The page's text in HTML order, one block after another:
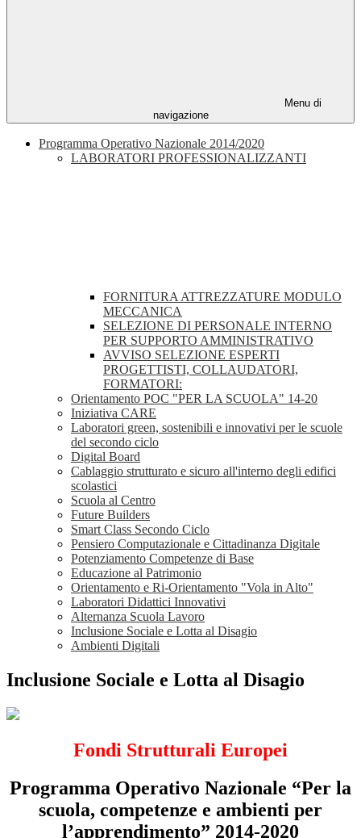
Menu di
navigazione
Programma Operativo Nazionale 2014/2020
LABORATORI PROFESSIONALIZZANTI
FORNITURA ATTREZZATURE MODULO
MECCANICA
SELEZIONE DI PERSONALE INTERNO
PER SUPPORTO AMMINISTRATIVO
AVVISO SELEZIONE ESPERTI
PROGETTISTI, COLLAUDATORI,
FORMATORI:
Orientamento POC "PER LA SCUOLA" 14-20
Iniziativa CARE
Laboratori green, sostenibili e innovativi per le scuole
del secondo ciclo
Digital Board
Cablaggio strutturato e sicuro all'interno degli edifici
scolastici
Scuola al Centro
Future Builders
Smart Class Secondo Ciclo
Pensiero Computazionale e Cittadinanza Digitale
Potenziamento Competenze di Base
Educazione al Patrimonio
Orientamento e Ri-Orientamento "Vola in Alto"
Laboratori Didattici Innovativi
Alternanza Scuola Lavoro
Inclusione Sociale e Lotta al Disagio
Ambienti Digitali
Inclusione Sociale e Lotta al Disagio
Fondi Strutturali Europei
Programma Operativo Nazionale “Per la
scuola, competenze e ambienti per
l’apprendimento” 2014-2020